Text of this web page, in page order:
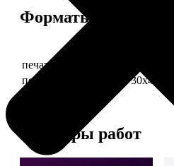
Форматы и цены
печать фото на холсте 30х40
печать фото на холсте 30х40 в
Примеры работ